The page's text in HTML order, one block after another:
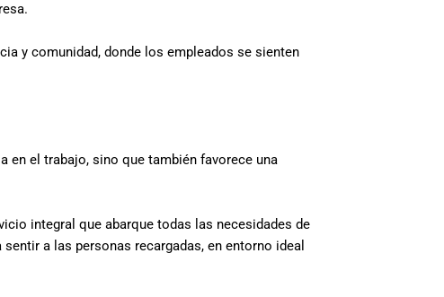
y comunidad, donde los empleados se sienten
en el trabajo, sino que también favorece una
integral que abarque todas las necesidades de
a las personas recargadas, en entorno ideal